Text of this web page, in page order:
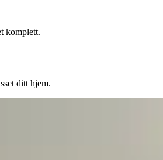
komplett.
ditt hjem.